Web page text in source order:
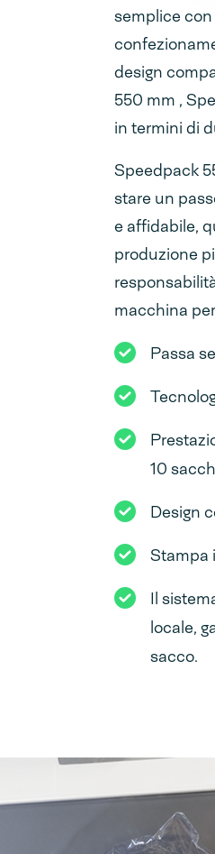
semplice
design
550 mm ,
in termini di
Speedpack
stare un
e affidabile,
produzione
macchina
Passa
10
Design
Stampa
Il
locale,
sacco.